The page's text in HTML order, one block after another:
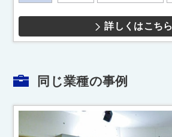
詳しくはこちら
同じ業種の事例